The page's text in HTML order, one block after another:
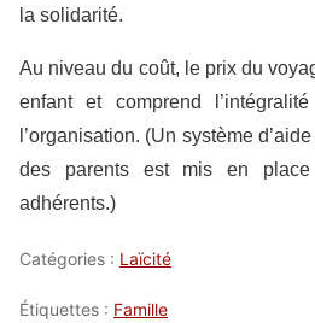
la solidarité.
Au niveau du coût, le prix du
enfant et comprend
l’organisation. (Un système
des parents est mis en
adhérents.)
Catégories : Laïcité
Étiquettes : Famille